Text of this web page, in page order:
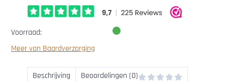
Voorraad:
Meer van Baardverzorging
Beschrijving Beoordelingen (0)